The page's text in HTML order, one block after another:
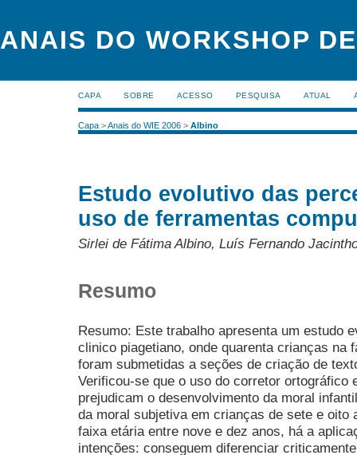
ANAIS DO WORKSHOP
CAPA SOBRE ACESSO PESQUISA ATUAL
Capa >Anais do WIE 2006 > Albino
Estudo evolutivo das
uso de ferramentas
Sirlei de Fátima Albino, Luís Fernando
Resumo
Resumo: Este trabalho apresenta um estudo
clinico piagetiano, onde quarenta crianças na
foram submetidas a seções de criação de
Verificou-se que o uso do corretor ortográfico
prejudicam o desenvolvimento da moral
da moral subjetiva em crianças de sete e oito
faixa etária entre nove e dez anos, há a
intenções: conseguem diferenciar